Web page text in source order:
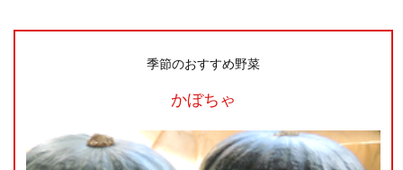
季節のおすすめ野菜
かぼちゃ